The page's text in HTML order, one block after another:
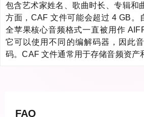
包含艺术家姓名、歌曲时长、专辑和
方面，CAF 文件可能会超过 4 GB。
全苹果核心音频格式一直被用作
它可以使用不同的编解码器，因此
码。CAF 文件通常用于存储音频资产
FAQ